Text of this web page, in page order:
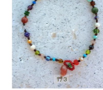
1/3